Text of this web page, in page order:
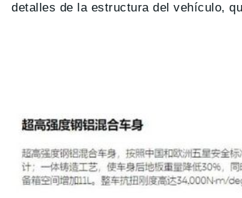
detalles de la estructura del vehículo,